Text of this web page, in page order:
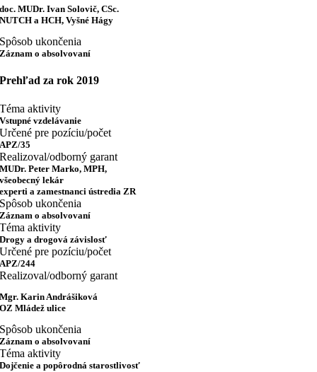
doc. MUDr. Ivan Solovič, CSc.
NUTCH a HCH, Vyšné Hágy
Spôsob ukončenia
Záznam o absolvovaní
Prehľad za rok 2019
Téma aktivity
Vstupné vzdelávanie
Určené pre pozíciu/počet
APZ/35
Realizoval/odborný garant
MUDr. Peter Marko, MPH,
všeobecný lekár
experti a zamestnanci ústredia ZR
Spôsob ukončenia
Záznam o absolvovaní
Téma aktivity
Drogy a drogová závislosť
Určené pre pozíciu/počet
APZ/244
Realizoval/odborný garant
Mgr. Karin Andrášiková
OZ Mládež ulice
Spôsob ukončenia
Záznam o absolvovaní
Téma aktivity
Dojčenie a popôrodná starostlivosť